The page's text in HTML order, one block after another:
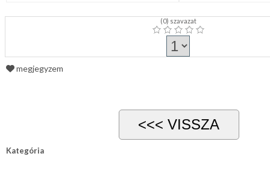
(0) szavazat
megjegyzem
Kategória